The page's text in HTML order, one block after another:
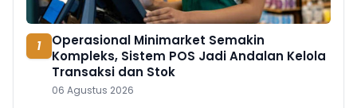
1
Operasional Minimarket Semakin
Kompleks, Sistem POS Jadi Andalan Kelola
Transaksi dan Stok
06 Agustus 2026